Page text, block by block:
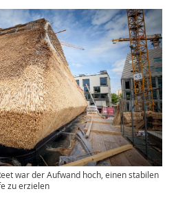
war der Aufwand hoch, einen stabilen
zu erzielen